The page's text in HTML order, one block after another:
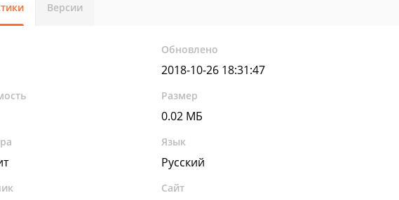
Версии
Обновлено
2018-10-26 18:31:47
Размер
0.02 МБ
Язык
Русский
Сайт